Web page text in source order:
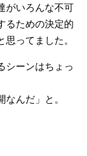
がいろんな不可
るための決定的
ってました。
シーンはちょっ
なんだ」と。